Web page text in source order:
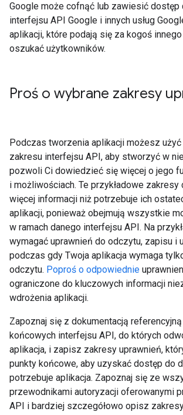
Google może cofnąć lub zawiesić dostęp
interfejsu API Google i innych usług
aplikacji, które podają się za kogoś
oszukać użytkowników.
Proś o wybrane zakresy
Podczas tworzenia aplikacji możesz użyć
zakresu interfejsu API, aby stworzyć w
pozwoli Ci dowiedzieć się więcej o jego
i możliwościach. Te przykładowe
więcej informacji niż potrzebuje ich
aplikacji, ponieważ obejmują wszystkie
w ramach danego interfejsu API. Na
wymagać uprawnień do odczytu, zapisu i
podczas gdy Twoja aplikacja wymaga
odczytu. Poproś o odpowiednie
ograniczone do kluczowych informacji
wdrożenia aplikacji.
Zapoznaj się z dokumentacją
końcowych interfejsu API, do których
aplikacja, i zapisz zakresy uprawnień,
punkty końcowe, aby uzyskać dostęp do
potrzebuje aplikacja. Zapoznaj się ze
przewodnikami autoryzacji oferowanymi
API i bardziej szczegółowo opisz